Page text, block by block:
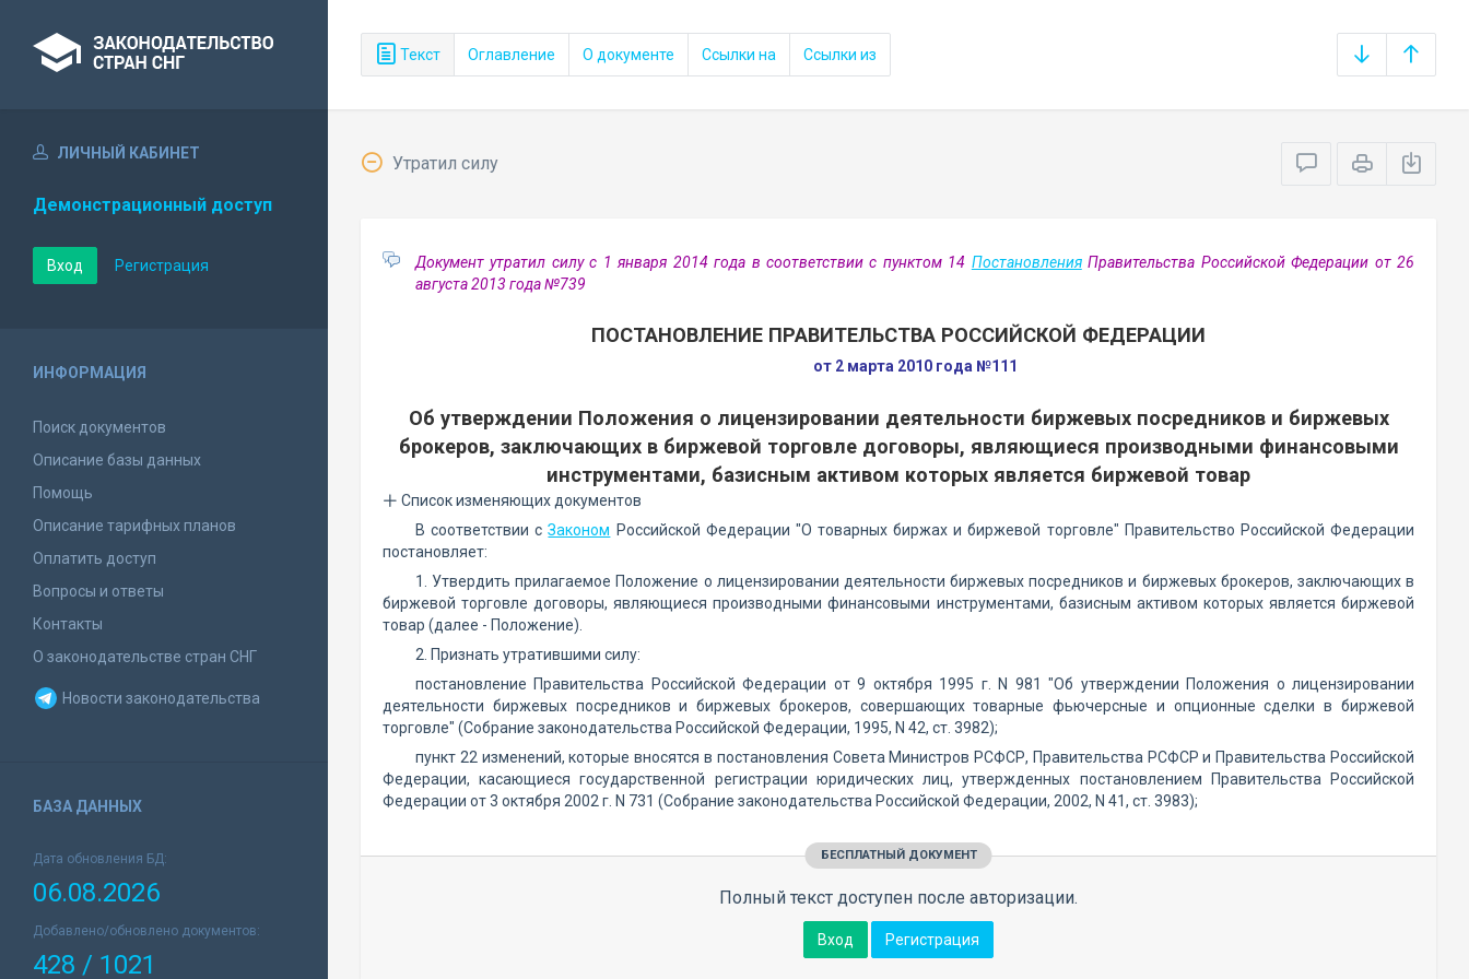
Текст Оглавление О документе Ссылки на Ссылки из
ЛИЧНЫЙ КАБИНЕТ
Демонстрационный доступ
Вход Регистрация
ИНФОРМАЦИЯ
Поиск документов
Описание базы данных
Помощь
Описание тарифных планов
Оплатить доступ
Вопросы и ответы
Контакты
О законодательстве стран СНГ
Новости законодательства
БАЗА ДАННЫХ
Дата обновления БД:
06.08.2026
Добавлено/обновлено документов:
428 / 1021
Утратил силу
Документ утратил силу с 1 января 2014 года в соответствии с пунктом 14 ПостановленияПравительства Российской Федерации от 26
августа 2013 года №739
ПОСТАНОВЛЕНИЕ ПРАВИТЕЛЬСТВА РОССИЙСКОЙ ФЕДЕРАЦИИ
от 2 марта 2010 года №111
Об утверждении Положения о лицензировании деятельности биржевых посредников и биржевых
брокеров, заключающих в биржевой торговле договоры, являющиеся производными финансовыми
инструментами, базисным активом которых является биржевой товар
Список изменяющих документов
В соответствии сЗаконом Российской Федерации "О товарных биржах и биржевой торговле" Правительство Российской Федерации
постановляет:
1. Утвердить прилагаемое Положение о лицензировании деятельности биржевых посредников и биржевых брокеров, заключающих в
биржевой торговле договоры, являющиеся производными финансовыми инструментами, базисным активом которых является биржевой
товар (далее - Положение).
2. Признать утратившими силу:
постановление Правительства Российской Федерации от 9 октября 1995 г. N 981 "Об утверждении Положения о лицензировании
деятельности биржевых посредников и биржевых брокеров, совершающих товарные фьючерсные и опционные сделки в биржевой
торговле" (Собрание законодательства Российской Федерации, 1995, N 42, ст. 3982);
пункт 22 изменений, которые вносятся в постановления Совета Министров РСФСР, Правительства РСФСР и Правительства Российской
Федерации, касающиеся государственной регистрации юридических лиц, утвержденных постановлением Правительства Российской
Федерации от 3 октября 2002 г. N 731 (Собрание законодательства Российской Федерации, 2002, N 41, ст. 3983);
БЕСПЛАТНЫЙ ДОКУМЕНТ
Полный текст доступен после авторизации.
Вход Регистрация